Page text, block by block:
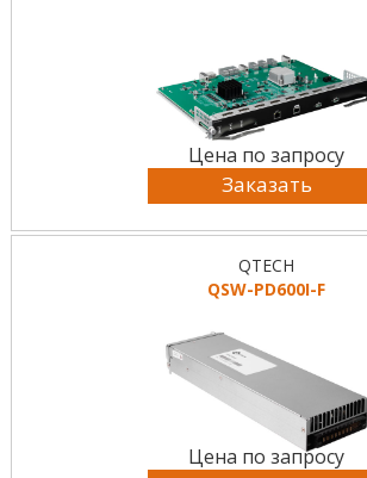
Цена по запросу
Заказать
QTECH
QSW-PD600I-F
Цена по запросу